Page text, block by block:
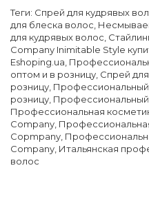
Теги: Спрей для кудрявых
для блеска волос
для кудрявых волос
Company Inimitable Style
Eshoping.ua
оптом и в розницу Спрей
розницу Профессиональный
розницу Профессиональный
Профессиональная
Company
Copmpany
Company Итальянская
волос